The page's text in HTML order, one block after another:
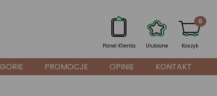
Panel Klienta Ulubione Koszyk
0
PROMOCJE OPINIE KONTAKT